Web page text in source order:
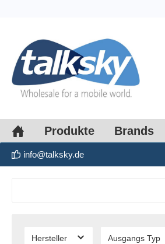
Produkte Brands
info@talksky.de
Hersteller Ausgangs Typ